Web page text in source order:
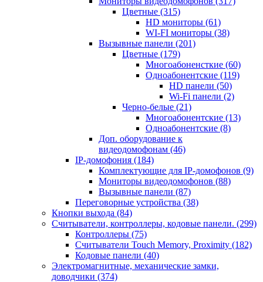
Цветные (315)
HD мониторы (61)
WI-FI мониторы (38)
Вызывные панели (201)
Цветные (179)
Многоабоненсткие (60)
Одноабонентские (119)
HD панели (50)
Wi-Fi панели (2)
Черно-белые (21)
Многоабонентские (13)
Одноабонентские (8)
Доп. оборудование к
видеодомофонам (46)
IP-домофония (184)
Комплектующие для IP-домофонов (9)
Мониторы видеодомофонов (88)
Вызывные панели (87)
Переговорные устройства (38)
Кнопки выхода (84)
Считыватели, контроллеры, кодовые панели. (299)
Контроллеры (75)
Считыватели Touch Memory, Proximity (182)
Кодовые панели (40)
Электромагнитные, механические замки,
доводчики (374)